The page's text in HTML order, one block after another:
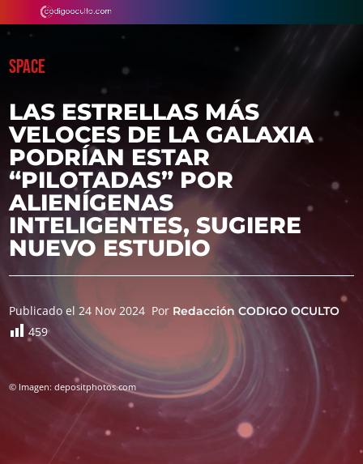
SPACE
LAS ESTRELLAS MÁS
VELOCES DE LA GALAXIA
PODRÍAN ESTAR
“PILOTADAS” POR
ALIENÍGENAS
INTELIGENTES, SUGIERE
NUEVO ESTUDIO
Publicado el 24 Nov 2024 Por Redacción CODIGO OCULTO
459
© Imagen: depositphotos.com